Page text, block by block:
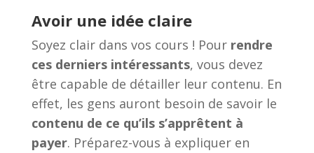
Avoir une idée claire
Soyez clair dans vos cours ! Pour rendre
ces derniers intéressants, vous devez
être capable de détailler leur contenu. En
effet, les gens auront besoin de savoir le
contenu de ce qu’ils s’apprêtent à
payer. Préparez-vous à expliquer en